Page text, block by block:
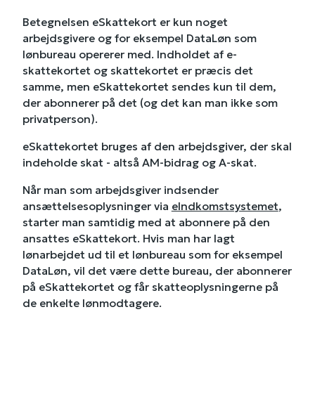
Betegnelsen eSkattekort er kun noget
arbejdsgivere og for eksempel DataLøn som
lønbureau opererer med. Indholdet af e-
skattekortet og skattekortet er præcis det
samme, men eSkattekortet sendes kun til dem,
der abonnerer på det (og det kan man ikke som
privatperson).
eSkattekortet bruges af den arbejdsgiver, der skal
indeholde skat - altså AM-bidrag og A-skat.
Når man som arbejdsgiver indsender
ansættelsesoplysninger via eIndkomstsystemet,
starter man samtidig med at abonnere på den
ansattes eSkattekort. Hvis man har lagt
lønarbejdet ud til et lønbureau som for eksempel
DataLøn, vil det være dette bureau, der abonnerer
på eSkattekortet og får skatteoplysningerne på
de enkelte lønmodtagere.